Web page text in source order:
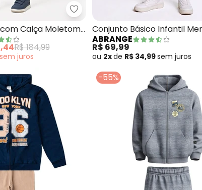
com Capuz e Calça (Azul)Trick Nick - Conjunto Blusão
Calça Moletom
R$ 184,99
sem juros
Conjunto Básico Infantil
ABRANGE
R$ 69,99
ou 2xde R$ 34,99sem juros
-55%